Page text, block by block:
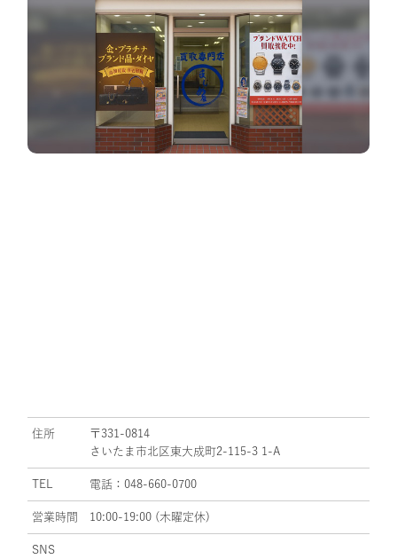
住所
〒331-0814
さいたま市北区東大成町2-115-3 1-A
TEL 電話：048-660-0700
営業時間 10:00-19:00 (木曜定休)
SNS